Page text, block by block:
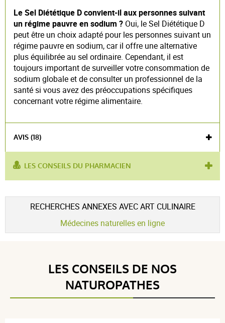
Le Sel Diététique D convient-il aux personnes suivant
un régime pauvre en sodium ? Oui, le Sel Diététique D
peut être un choix adapté pour les personnes suivant un
régime pauvre en sodium, car il offre une alternative
plus équilibrée au sel ordinaire. Cependant, il est
toujours important de surveiller votre consommation de
sodium globale et de consulter un professionnel de la
santé si vous avez des préoccupations spécifiques
concernant votre régime alimentaire.
AVIS (18)
Voir l'attestation de confiance
Avis soumis à un contrôle
5 / 5
(18Avis)
5 étoiles
4 étoiles
0
LES CONSEILS DU PHARMACIEN
RECHERCHES ANNEXES AVEC ART CULINAIRE
Médecines naturelles en ligne
LES CONSEILS DE NOS
NATUROPATHES